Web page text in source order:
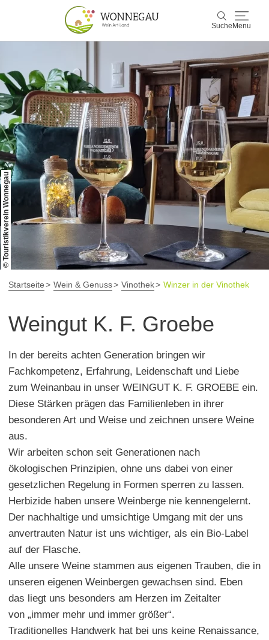
Suche Menu
Suche
Wonnegau
Entdecken & Erleben
Wein & Genuss
Kultur & Events
Buchen & Service
© Touristikverein Wonnegau
Startseite Wein & Genuss Vinothek Winzer in der Vinothek
Weingut K. F. Groebe
In der bereits achten Generation bringen wir
Fachkompetenz, Erfahrung, Leidenschaft und Liebe
zum Weinanbau in unser WEINGUT K. F. GROEBE ein.
Diese Stärken prägen das Familienleben in ihrer
besonderen Art und Weise und zeichnen unsere Weine
aus.
Wir arbeiten schon seit Generationen nach
ökologischen Prinzipien, ohne uns dabei von einer
gesetzlichen Regelung in Formen sperren zu lassen.
Herbizide haben unsere Weinberge nie kennengelernt.
Der nachhaltige und umsichtige Umgang mit der uns
anvertrauten Natur ist uns wichtiger, als ein Bio-Label
auf der Flasche.
Alle unsere Weine stammen aus eigenen Trauben, die in
unseren eigenen Weinbergen gewachsen sind. Eben
das liegt uns besonders am Herzen im Zeitalter
von „immer mehr und immer größer“.
Traditionelles Handwerk hat bei uns keine Renaissance,